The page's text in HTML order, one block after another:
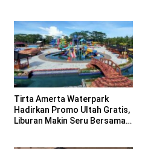
Tirta Amerta Waterpark
Hadirkan Promo Ultah Gratis,
Liburan Makin Seru Bersama